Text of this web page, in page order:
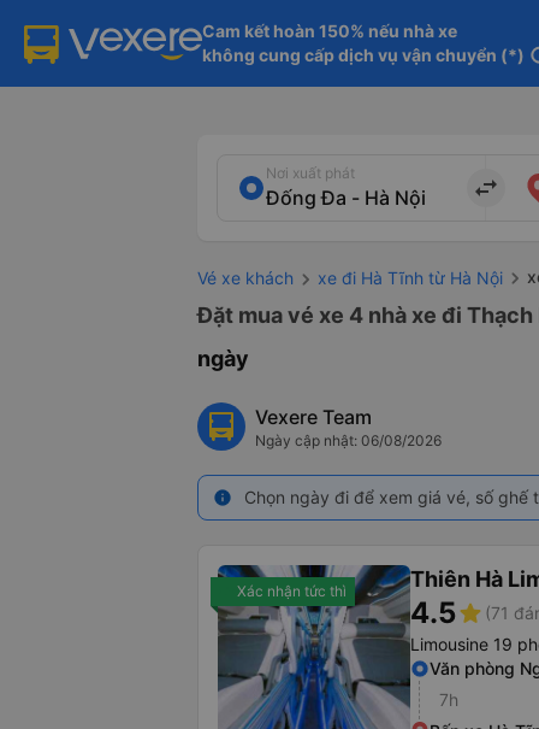
Cam kết hoàn 150% nếu nhà xe
không cung cấp dịch vụ vận chuyển (*)
Nơi xuất phát
import_export
Vé xe khách xe đi Hà Tĩnh từ Hà Nội
Đặt mua vé xe 4 nhà xe đi
ngày
Vexere Team
Ngày cập nhật: 06/08/2026
info Chọn ngày đi để xem giá vé, số
Xác nhận tức thì Thiên Hà
4.5star (71
Limousine 19
Văn phòng
7h